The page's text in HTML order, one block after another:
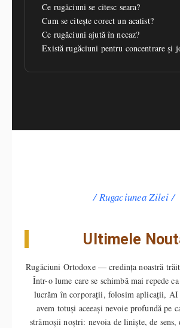
Ce rugăciuni se citesc seara?
Cum se citește corect un acatist?
Ce rugăciuni ajută în necaz?
Există rugăciuni pentru concentrare și
Rugaciunea Zilei
Ultimele
Rugăciuni Ortodoxe — credința noastră
Într-o lume care se schimbă mai repede
lucrăm în corporații, folosim aplicații, AI
avem totuși aceeași nevoie profundă pe
strămoșii noștri: nevoia de liniște, de sens,